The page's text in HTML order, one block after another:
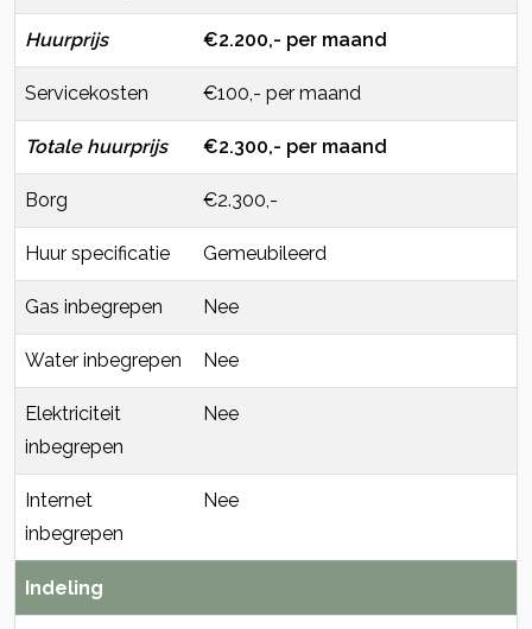
Huurprijs €2.200,- per maand
Servicekosten €100,- per maand
Totale huurprijs €2.300,- per maand
Borg €2.300,-
Huur specificatie Gemeubileerd
Gas inbegrepen Nee
Water inbegrepen Nee
Elektriciteit
inbegrepen
Nee
Internet
inbegrepen
Nee
Indeling